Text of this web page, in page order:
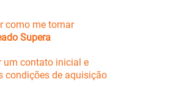
como me tornar
Supera
um contato inicial e
condições de aquisição